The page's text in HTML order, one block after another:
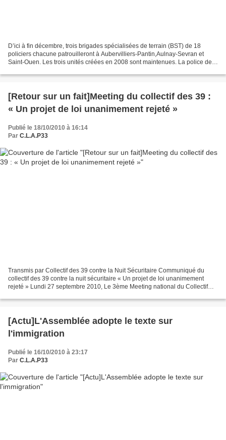
D’ici à fin décembre, trois brigades spécialisées de terrain (BST) de 18
policiers chacune patrouilleront à Aubervilliers-Pantin,Aulnay-Sevran et
Saint-Ouen. Les trois unités créées en 2008 sont maintenues. La police de
[Retour sur un fait]Meeting du collectif des 39 :
« Un projet de loi unanimement rejeté »
Publié le 18/10/2010 à 16:14
Par C.L.A.P33
Transmis par Collectif des 39 contre la Nuit Sécuritaire Communiqué du
collectif des 39 contre la nuit sécuritaire « Un projet de loi unanimement
rejeté » Lundi 27 septembre 2010, Le 3ème Meeting national du Collectif
[Actu]L'Assemblée adopte le texte sur
l'immigration
Publié le 16/10/2010 à 23:17
Par C.L.A.P33